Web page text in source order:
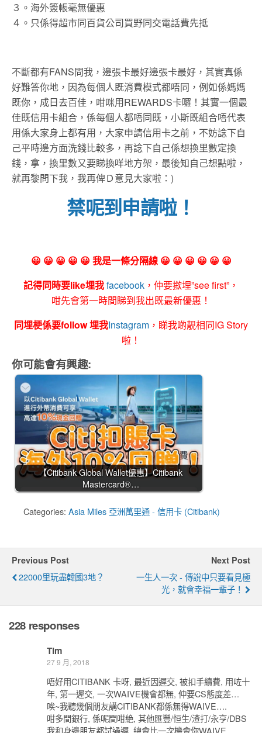
３。海外簽帳毫無優惠
４。只係得超市同百貨公司買野同交電話費先抵
不斷都有FANS問我，邊張卡最好邊張卡最好，其實真係
好難答你地，因為每個人既消費模式都唔同，例如係媽媽
既你，成日去百佳，咁咪用REWARDS卡囉！其實一個最
佳既信用卡組合，係每個人都唔同既，小斯既組合唔代表
用係大家身上都有用，大家申請信用卡之前，不妨諗下自
己平時邊方面洗錢比較多，再諗下自己係想換里數定換
錢，拿，換里數又要睇換咩地方架，最後知自己想點啦，
就再黎問下我，我再俾Ｄ意見大家啦：)
禁呢到申請啦！
😀 😀 😀 😀 😀 我是一條分隔線 😀 😀 😀 😀 😀 😀
記得同時要like埋我facebook ，仲要撳埋”see first”，
咁先會第一時間睇到我出既最新優惠！
同埋梗係要follow 埋我Instagram ，睇我啲靚相同IG Story
啦！
你可能會有興趣:
【Citibank Global Wallet優惠】Citibank
Mastercard®…
Categories: Asia Miles 亞洲萬里通 - 信用卡 (Citibank)
Previous Post
22000里玩盡韓國3地？
Next Post
一生人一次 - 傳說中只要看見極
光，就會幸福一輩子！
228 responses
Tim
27 9 月, 2018
唔好用CITIBANK 卡呀, 最近因遲交, 被扣手續費, 用咗十
年, 第一遲交, 一次WAIVE機會都無, 仲要CS態度差…
唉~我聽幾個朋友講CITIBANK都係無得WAIVE….
咁多間銀行, 係呢間咁絶, 其他匯豐/恒生/渣打/永亨/DBS
我和身邊朋友都試過遲, 總會比一次機會你WAIVE.